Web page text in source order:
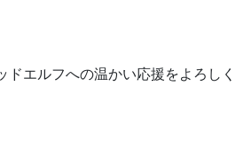
ドエルフへの温かい応援をよろしく